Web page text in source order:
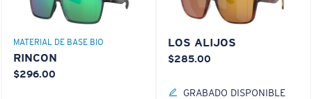
MATERIAL DE BASE BIO
RINCON
$296.00
LOS ALIJOS
$285.00
GRABADO DISPONIBLE